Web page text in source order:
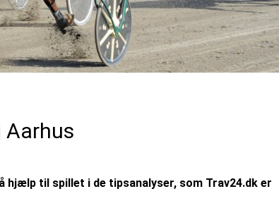
Aarhus
hjælp til spillet i de tipsanalyser, som Trav24.dk er